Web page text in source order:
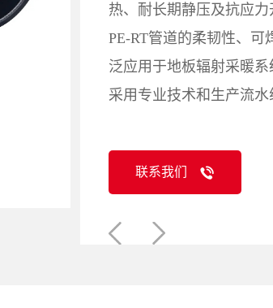
热、耐长期静压及抗应力
PE-RT管道的柔韧性、
泛应用于地板辐射采暖系
采用专业技术和生产流水
联系我们